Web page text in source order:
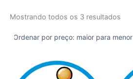
Mostrando todos os 3 resultados
alto